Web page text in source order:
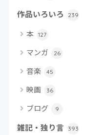
作品いろいろ 239
本 127
マンガ 26
音楽 45
映画 36
ブログ 9
雑記・独り言 393